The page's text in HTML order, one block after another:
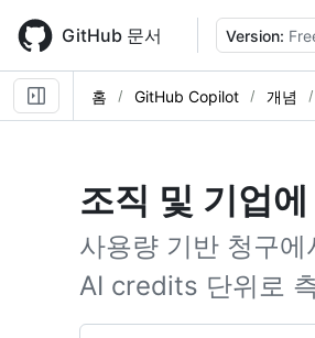
main
content
GitHub 문서 Version:
홈 GitHub Copilot 개념
조직 및 기업
사용량 기반 청구
AI credits 단위로